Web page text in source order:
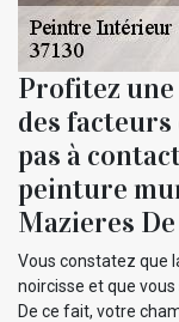
Profitez
des facteurs
pas à
peinture
Mazieres
Vous constatez que
noircisse et que
De ce fait, votre